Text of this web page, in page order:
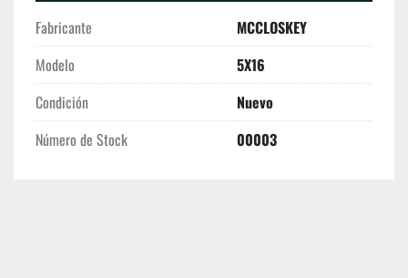
Fabricante
MCCLOSKEY
Modelo
5X16
Condición
Nuevo
Número de Stock
00003